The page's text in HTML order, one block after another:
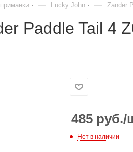
— Lucky John — Zander
Paddle Tail 4
485 руб./
Нет в наличии